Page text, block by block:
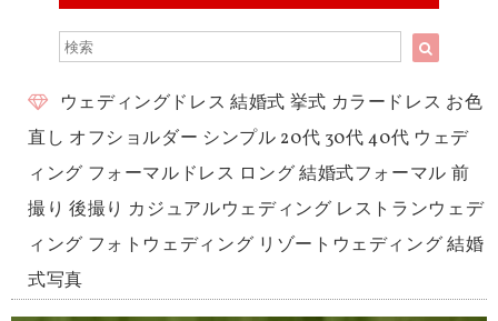
ウェディングドレス 結婚式 挙式 カラードレス お色
直し オフショルダー シンプル 20代 30代 40代 ウェデ
ィング フォーマルドレス ロング 結婚式フォーマル 前
撮り 後撮り カジュアルウェディング レストランウェデ
ィング フォトウェディング リゾートウェディング 結婚
式写真